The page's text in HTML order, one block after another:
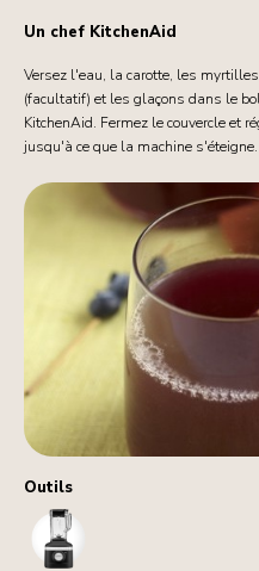
Outils
Blender
Un chef KitchenAid
Versez l'eau, la carotte, les
(facultatif) et les glaçons dans le
KitchenAid. Fermez le couvercle et
jusqu'à ce que la machine s'éteigne.